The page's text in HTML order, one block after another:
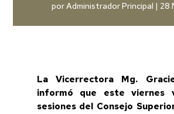
porAdministrador Principal | 28
La Vicerrectora Mg.
informó que este viernes
sesiones del Consejo